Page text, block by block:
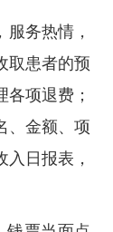
务热情，
取患者的预
项退费；
、金额、项
日报表，